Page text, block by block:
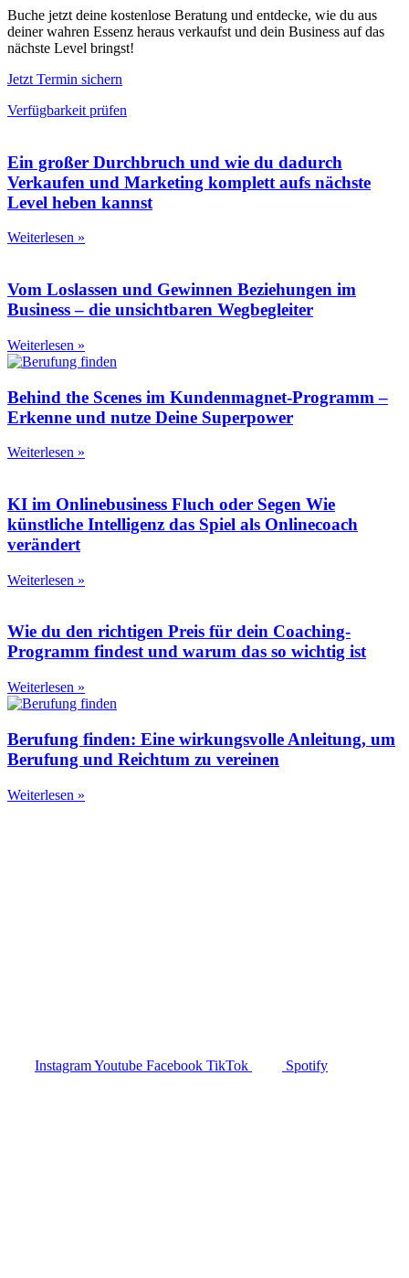
Buche jetzt deine kostenlose Beratung und entdecke, wie du aus
deiner wahren Essenz heraus verkaufst und dein Business auf das
nächste Level bringst!
Jetzt Termin sichern
Verfügbarkeit prüfen
Ein großer Durchbruch und wie du dadurch
Verkaufen und Marketing komplett aufs nächste
Level heben kannst
Weiterlesen »
Vom Loslassen und Gewinnen Beziehungen im
Business – die unsichtbaren Wegbegleiter
Weiterlesen »
Behind the Scenes im Kundenmagnet-Programm –
Erkenne und nutze Deine Superpower
Weiterlesen »
KI im Onlinebusiness Fluch oder Segen Wie
künstliche Intelligenz das Spiel als Onlinecoach
verändert
Weiterlesen »
Wie du den richtigen Preis für dein Coaching-
Programm findest und warum das so wichtig ist
Weiterlesen »
Berufung finden: Eine wirkungsvolle Anleitung, um
Berufung und Reichtum zu vereinen
Weiterlesen »
InstagramYoutube Facebook TikTok Spotify